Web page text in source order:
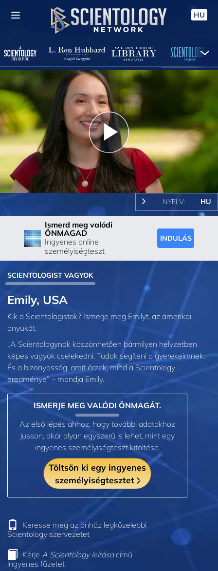
HU
Play
Video
NYELV: HU
Ismerd meg valódi
ÖNMAGAD
Ingyenes online
személyiségteszt
INDULÁS
SCIENTOLOGIST VAGYOK
Emily, USA
Kik a Scientologistok? Ismerje meg Emilyt, az amerikai
anyukát.
„A Scientologynak köszönhetően bármilyen helyzetben
képes vagyok cselekedni. Tudok segíteni a gyerekeimnek.
És a bizonyosság, amit érzek, mind a Scientology
eredménye” – mondja Emily.
ISMERJE MEG VALÓDI ÖNMAGÁT.
Az első lépés ahhoz, hogy további adatokhoz
jusson, akár olyan egyszerű is lehet, mint egy
ingyenes személyiségteszt kitöltése.
Töltsön ki egy ingyenes
személyiségtesztet
Keresse meg az önhöz legközelebbi
Scientology szervezetet
Kérje A Scientology leírásacímű
ingyenes füzetet